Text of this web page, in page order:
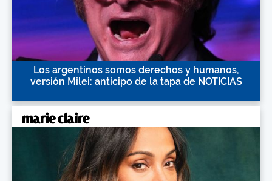
Los argentinos somos derechos y humanos,
versión Milei: anticipo de la tapa de NOTICIAS